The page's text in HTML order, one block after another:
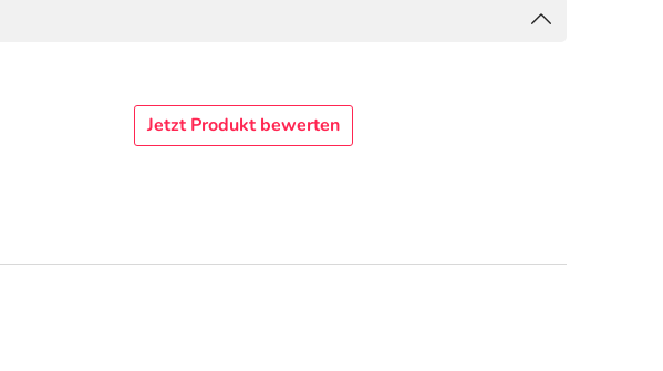
Jetzt Produkt bewerten